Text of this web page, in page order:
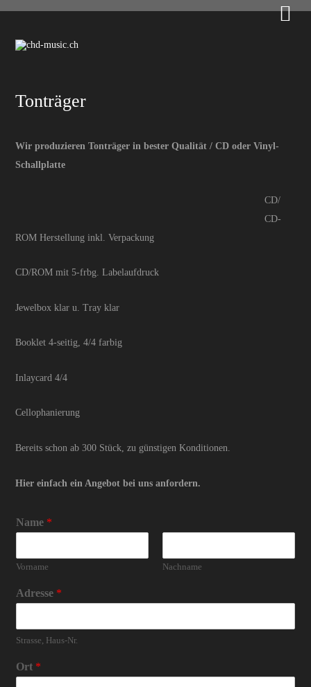

Tonträger
Wir produzieren Tonträger in bester Qualität / CD oder Vinyl-
Schallplatte
CD/
CD-
ROM Herstellung inkl. Verpackung
CD/ROM mit 5-frbg. Labelaufdruck
Jewelbox klar u. Tray klar
Booklet 4-seitig, 4/4 farbig
Inlaycard 4/4
Cellophanierung
Bereits schon ab 300 Stück, zu günstigen Konditionen.
Hier einfach ein Angebot bei uns anfordern.
Name *
Vorname Nachname
Adresse *
Strasse, Haus-Nr.
Ort *